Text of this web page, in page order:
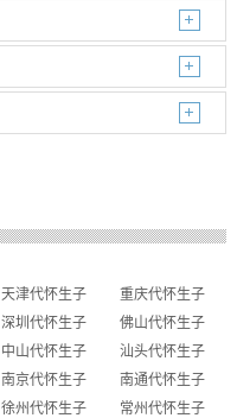
天津代怀生子
重庆代怀生子
深圳代怀生子
佛山代怀生子
中山代怀生子
汕头代怀生子
南京代怀生子
南通代怀生子
徐州代怀生子
常州代怀生子